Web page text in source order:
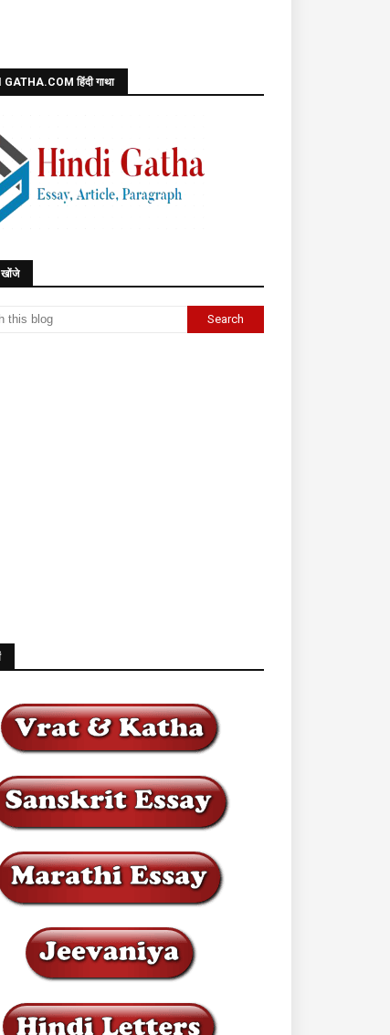
GATHA.COM हिंदी गाथा
खोंजे